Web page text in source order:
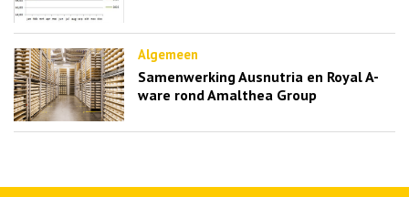
Algemeen
Samenwerking Ausnutria en Royal A-
ware rond Amalthea Group